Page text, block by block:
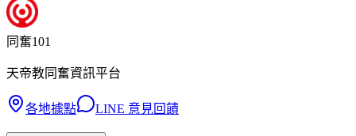
同奮101
天帝教同奮資訊平台
各地據點 LINE 意見回饋